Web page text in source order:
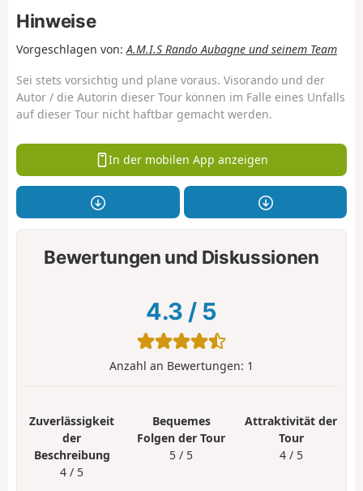
Hinweise
Vorgeschlagen von: A.M.I.S Rando Aubagne und seinem Team
Sei stets vorsichtig und plane voraus. Visorando und der
Autor / die Autorin dieser Tour können im Falle eines Unfalls
auf dieser Tour nicht haftbar gemacht werden.
In der mobilen App anzeigen
Bewertungen und Diskussionen
4.3 / 5
Anzahl an Bewertungen: 1
Zuverlässigkeit
der
Beschreibung
4 / 5
Bequemes
Folgen der Tour
5 / 5
Attraktivität der
Tour
4 / 5